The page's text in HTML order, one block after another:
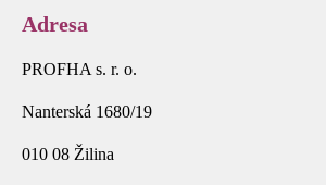
Adresa
PROFHA s. r. o.
Nanterská 1680/19
010 08 Žilina